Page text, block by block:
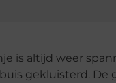
is altijd weer
gekluisterd.